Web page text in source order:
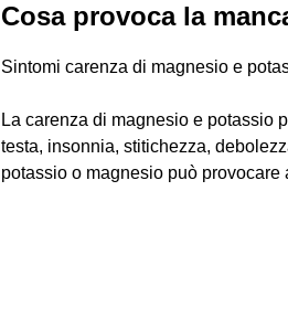
Cosa provoca la
Sintomi carenza di magnesio e
La carenza di magnesio e potassio
testa, insonnia, stitichezza,
potassio o magnesio può